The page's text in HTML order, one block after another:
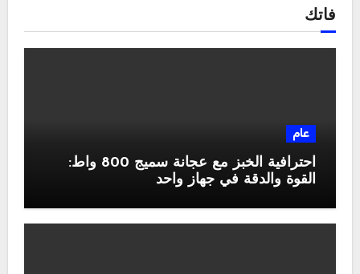
فاتك
عام
احترافية الخبز مع عجانة سميج 800 واط:
القوة والدقة في جهاز واحد